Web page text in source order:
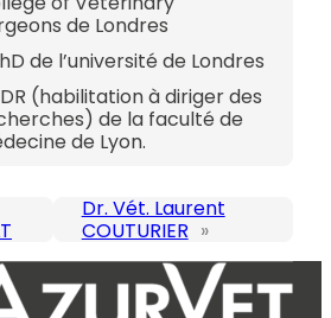
de Londres
de l’université de Londres
(habilitation à diriger des
de la faculté de
de Lyon.
Dr. Vét. Laurent
COUTURIER »